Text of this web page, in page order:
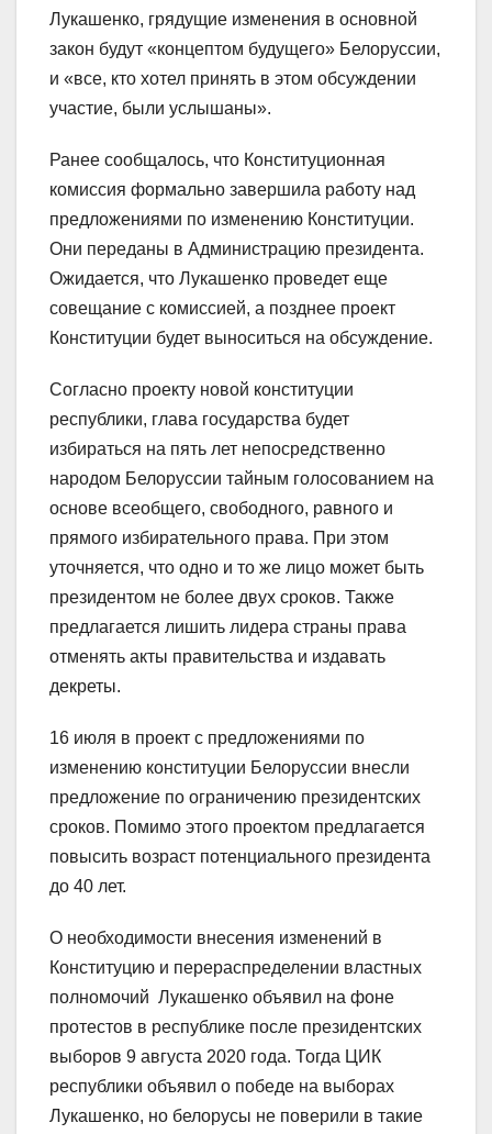
Лукашенко, грядущие изменения в основной
закон будут «концептом будущего» Белоруссии,
и «все, кто хотел принять в этом обсуждении
участие, были услышаны».
Ранее сообщалось, что Конституционная
комиссия формально завершила работу над
предложениями по изменению Конституции.
Они переданы в Администрацию президента.
Ожидается, что Лукашенко проведет еще
совещание с комиссией, а позднее проект
Конституции будет выноситься на обсуждение.
Согласно проекту новой конституции
республики, глава государства будет
избираться на пять лет непосредственно
народом Белоруссии тайным голосованием на
основе всеобщего, свободного, равного и
прямого избирательного права. При этом
уточняется, что одно и то же лицо может быть
президентом не более двух сроков. Также
предлагается лишить лидера страны права
отменять акты правительства и издавать
декреты.
16 июля в проект с предложениями по
изменению конституции Белоруссии внесли
предложение по ограничению президентских
сроков. Помимо этого проектом предлагается
повысить возраст потенциального президента
до 40 лет.
О необходимости внесения изменений в
Конституцию и перераспределении властных
полномочий Лукашенко объявил на фоне
протестов в республике после президентских
выборов 9 августа 2020 года. Тогда ЦИК
республики объявил о победе на выборах
Лукашенко, но белорусы не поверили в такие